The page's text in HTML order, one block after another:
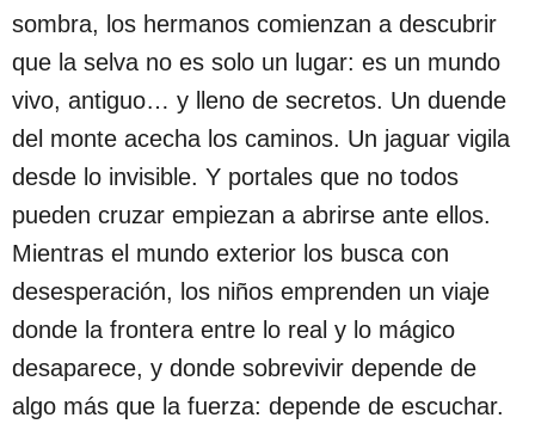
sombra, los hermanos comienzan a descubrir
que la selva no es solo un lugar: es un mundo
vivo, antiguo… y lleno de secretos. Un duende
del monte acecha los caminos. Un jaguar vigila
desde lo invisible. Y portales que no todos
pueden cruzar empiezan a abrirse ante ellos.
Mientras el mundo exterior los busca con
desesperación, los niños emprenden un viaje
donde la frontera entre lo real y lo mágico
desaparece, y donde sobrevivir depende de
algo más que la fuerza: depende de escuchar.